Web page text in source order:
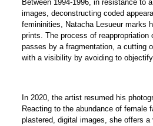
Between 1994-1996, in resistance to
images, deconstructing coded
femininities, Natacha Lesueur marks
prints. The process of reappropriation
passes by a fragmentation, a cutting
with a visibility by avoiding to
In 2020, the artist resumed his
Reacting to the abundance of female
plastered, digital images, she offers